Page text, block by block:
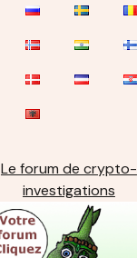
Le forum de crypto-
investigations